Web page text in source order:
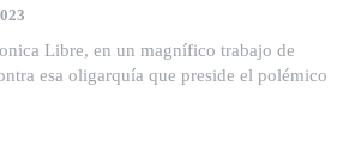
Libre, en un magnífico trabajo de
esa oligarquía que preside el polémico